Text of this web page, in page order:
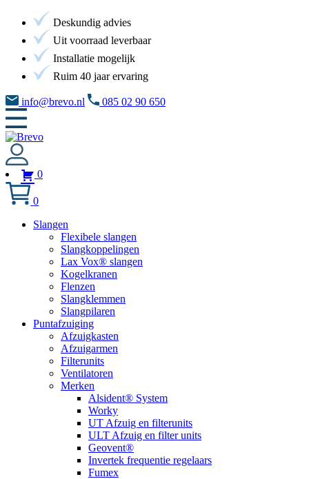
Deskundig advies
Uit voorraad leverbaar
Installatie mogelijk
Ruim 40 jaar ervaring
info@brevo.nl 085 02 90 650
0
0
Slangen
Flexibele slangen
Slangkoppelingen
Lax Vox® slangen
Kogelkranen
Flenzen
Slangklemmen
Slangpilaren
Puntafzuiging
Afzuigkasten
Afzuigarmen
Filterunits
Ventilatoren
Merken
Alsident® System
Worky
UT Afzuig en filterunits
ULT Afzuig en filter units
Geovent®
Invertek frequentie regelaars
Fumex